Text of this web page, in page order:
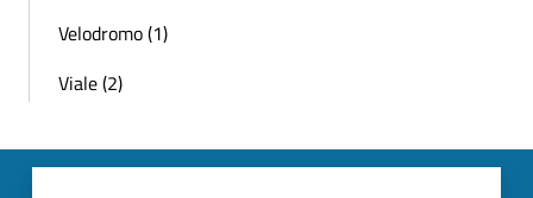
Velodromo (1)
Viale (2)